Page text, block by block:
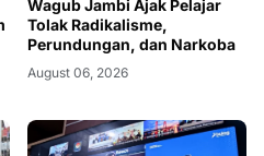
Wagub Jambi Ajak Pelajar
Tolak Radikalisme,
Perundungan, dan Narkoba
August 06, 2026